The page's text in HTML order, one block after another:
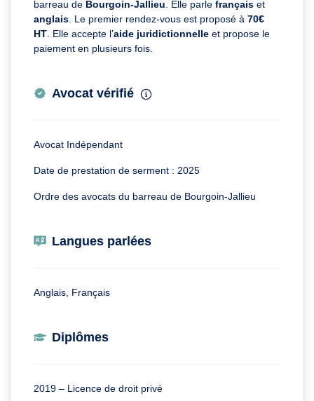
barreau de Bourgoin-Jallieu . Elle parle français et
anglais . Le premier rendez-vous est proposé à 70€
HT . Elle accepte l’aide juridictionnelle et propose le
paiement en plusieurs fois.
Avocat vérifié
Avocat Indépendant
Date de prestation de serment : 2025
Ordre des avocats du barreau de Bourgoin-Jallieu
Langues parlées
Anglais, Français
Diplômes
2019 – Licence de droit privé